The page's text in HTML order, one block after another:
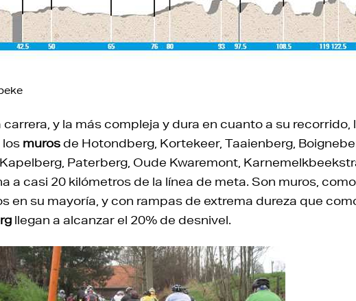
y la más compleja y dura en cuanto a su recorrido,
los murosde Hotondberg, Kortekeer, Taaienberg,
Paterberg, Oude Kwaremont,
a casi 20 kilómetros de la línea de meta. Son muros,
en su mayoría, y con rampas de extrema dureza que
llegan a alcanzar el 20% de desnivel.